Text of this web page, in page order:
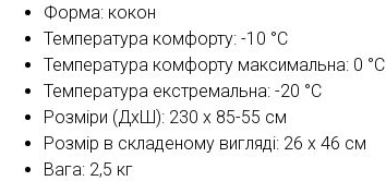
Форма: кокон
Температура комфорту: -10 °С
Температура комфорту максимальна: 0 °С
Температура екстремальна: -20 °С
Розміри (ДхШ): 230 х 85-55 см
Розмір в складеному вигляді: 26 x 46 см
Вага: 2,5 кг